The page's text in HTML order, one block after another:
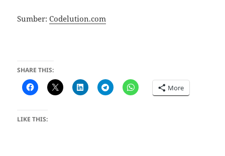
Sumber:Codelution.com
SHARE THIS:
More
LIKE THIS: